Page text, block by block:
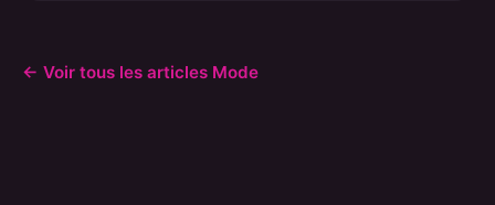
← Voir tous les articles Mode